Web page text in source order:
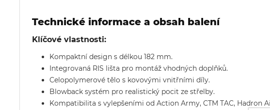
Technické informace a obsah balení
Klíčové vlastnosti:
Kompaktní design s délkou 182 mm.
Integrovaná RIS lišta pro montáž vhodných doplňků.
Celopolymerové tělo s kovovými vnitřními díly.
Blowback systém pro realistický pocit ze střelby.
Kompatibilita s vylepšeními od Action Army, CTM TAC, Hadron